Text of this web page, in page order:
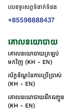
លេខទូរសព្ទទំនាក់ទំនង
+85598888437
គោលនយោបាយ
គោលនយោបាយត្រឡប់
មកវិញ (KH - EN)
ល័ក្ខខ័ណ្ឌនៃការប្រើប្រាស់
(KH - EN)
គោលនយោបាយដឹកជញ្ជូន
(KH - EN)